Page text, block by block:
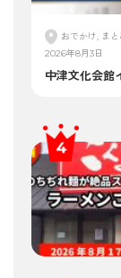
おでかけ, ま
2026年8月3日
中津文化会館